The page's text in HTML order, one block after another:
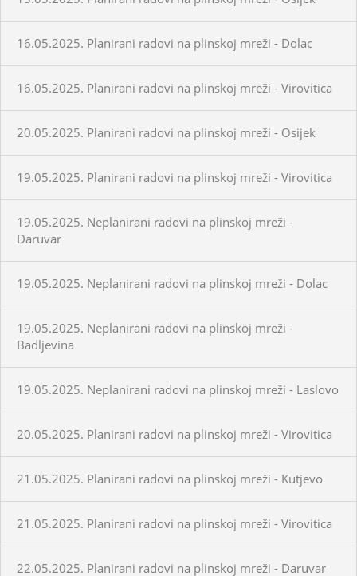
16.05.2025. Planirani radovi na plinskoj mreži - Dolac
16.05.2025. Planirani radovi na plinskoj mreži - Virovitica
20.05.2025. Planirani radovi na plinskoj mreži - Osijek
19.05.2025. Planirani radovi na plinskoj mreži - Virovitica
19.05.2025. Neplanirani radovi na plinskoj mreži -
Daruvar
19.05.2025. Neplanirani radovi na plinskoj mreži - Dolac
19.05.2025. Neplanirani radovi na plinskoj mreži -
Badljevina
19.05.2025. Neplanirani radovi na plinskoj mreži - Laslovo
20.05.2025. Planirani radovi na plinskoj mreži - Virovitica
21.05.2025. Planirani radovi na plinskoj mreži - Kutjevo
21.05.2025. Planirani radovi na plinskoj mreži - Virovitica
22.05.2025. Planirani radovi na plinskoj mreži - Daruvar